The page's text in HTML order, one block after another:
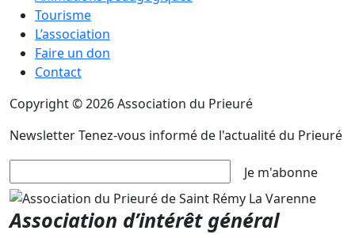
Tourisme
L’association
Faire un don
Contact
Copyright © 2026 Association du Prieuré
NewsletterTenez-vous informé de l'actualité du Prieuré
Je m'abonne
Association d’intérêt général